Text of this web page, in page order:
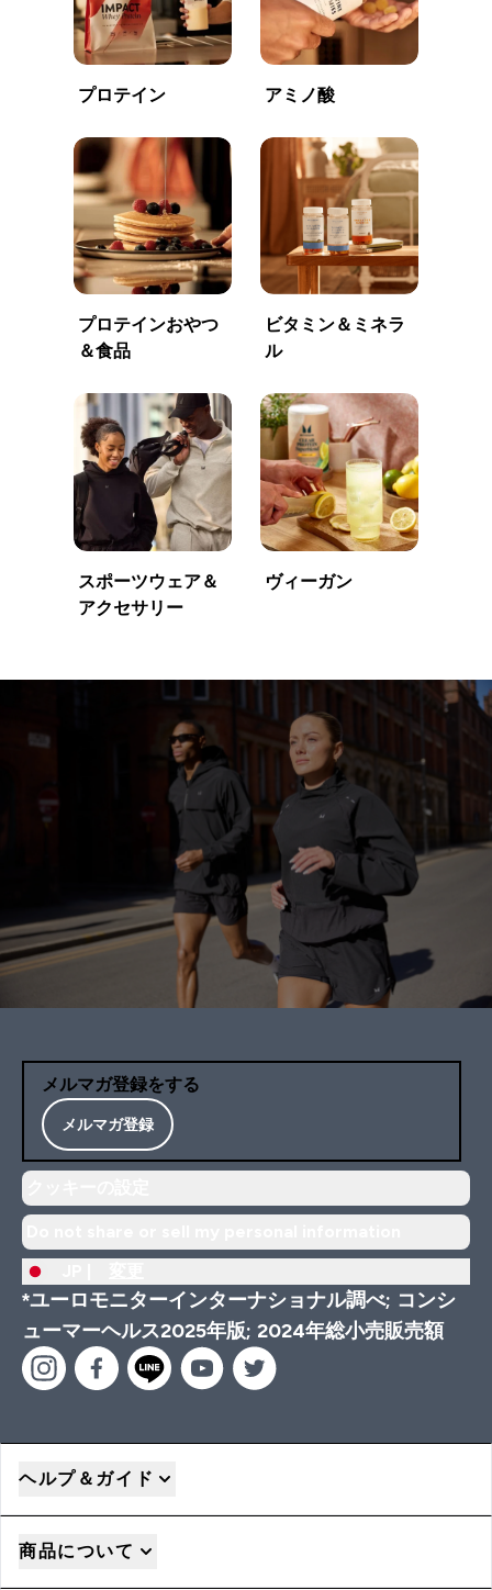
プロテイン アミノ酸
プロテインおやつ
＆食品
ビタミン＆ミネラ
ル
スポーツウェア＆
アクセサリー
ヴィーガン
メルマガ登録をする
メルマガ登録
*ユーロモニターインターナショナル調べ; コンシ
ューマーヘルス2025年版; 2024年総小売販売額
ヘルプ＆ガイド
商品について